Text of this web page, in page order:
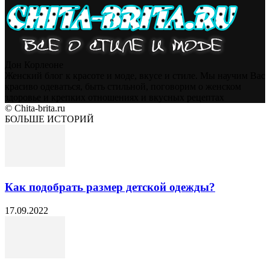
© Chita-brita.ru
БОЛЬШЕ ИСТОРИЙ
Как подобрать размер детской одежды?
17.09.2022